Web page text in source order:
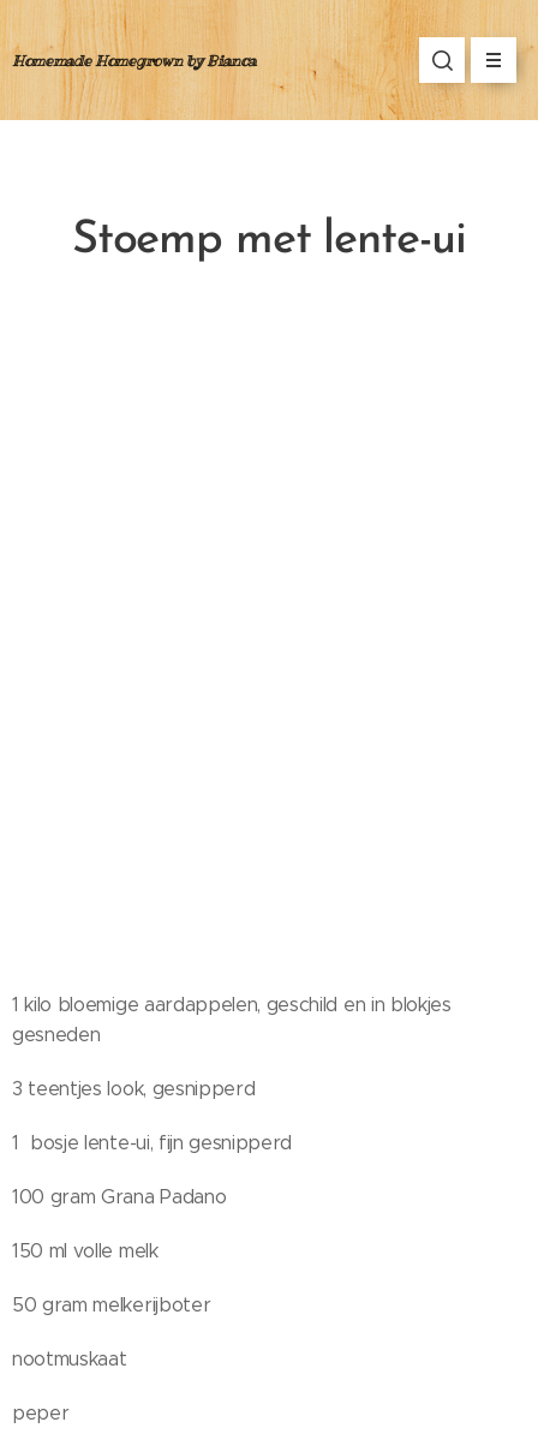
Homemade Homegrown by Bianca
Stoemp met lente-ui
1 kilo bloemige aardappelen, geschild en in blokjes
gesneden
3 teentjes look, gesnipperd
1 bosje lente-ui, fijn gesnipperd
100 gram Grana Padano
150 ml volle melk
50 gram melkerijboter
nootmuskaat
peper